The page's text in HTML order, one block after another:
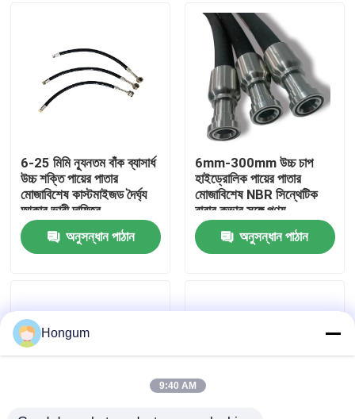
আমাদের সম্বন্ধে
কারখানা পরিদর্শন
গুণমান নিয়ন্ত্রণ
খবর
একটি উদ্ধৃতি অনুরোধ করুন
রাবার ডায়াফ্রাম সীল
6-25 মিমি ন্যূনতম বাঁক ব্যাসার্ধ
উচ্চ শক্তি পায়ের পাতার
মোজাবিশেষ কাস্টমাইজড দৈর্ঘ্য
আকার ভারী দায়িত্ব
অ্যাপ্লিকেশন জন্য
অনুসন্ধান পাঠান
6mm-300mm উচ্চ চাপ
হাইড্রোলিক পায়ের পাতার
মোজাবিশেষ NBR সিন্থেটিক
রাবার কভার সঙ্গে পণ্য
স্পেসিফিকেশন
অনুসন্ধান পাঠান
Hongum
9:40 AM